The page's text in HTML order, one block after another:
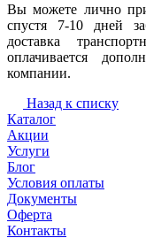
Вы можете лично
спустя 7-10 дней
доставка
оплачивается
компании.
Назад к списку
Каталог
Акции
Услуги
Блог
Условия оплаты
Документы
Оферта
Контакты